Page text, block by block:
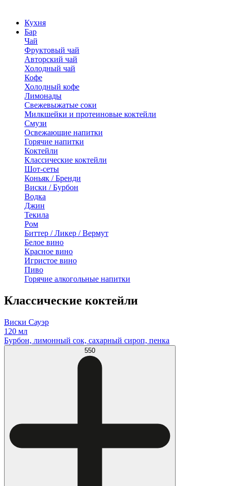
Кухня
Бар
Чай
Фруктовый чай
Авторский чай
Холодный чай
Кофе
Холодный кофе
Лимонады
Свежевыжатые соки
Милкшейки и протеиновые коктейли
Смузи
Освежающие напитки
Горячие напитки
Коктейли
Классические коктейли
Шот-сеты
Коньяк / Бренди
Виски / Бурбон
Водка
Джин
Текила
Ром
Биттер / Ликер / Вермут
Белое вино
Красное вино
Игристое вино
Пиво
Горячие алкогольные напитки
Классические коктейли
Виски Сауэр
120 мл
Бурбон, лимонный сок, сахарный сироп, пенка
550